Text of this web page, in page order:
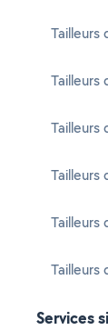
Tailleurs
Tailleurs
Tailleurs
Tailleurs
Tailleurs
Tailleurs
Services